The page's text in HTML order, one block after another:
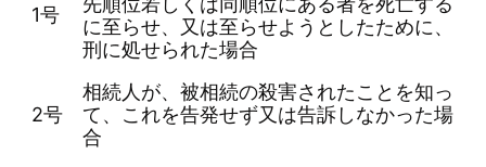
1号
に至らせ、又は至らせようとしたために、
刑に処せられた場合
2号
相続人が、被相続の殺害されたことを知っ
て、これを告発せず又は告訴しなかった場
合